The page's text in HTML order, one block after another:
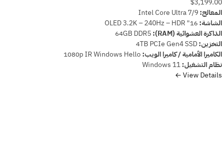
$3,199.00
المعالج:
الشاشة:
الذاكرة العشوائية (RAM):
التخزين:
الكاميرا الأمامية / كاميرا الويب:
نظام التشغيل:
View Details ←